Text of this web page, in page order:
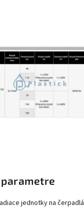
jednotky na čerpadlá